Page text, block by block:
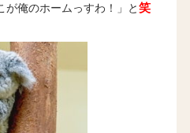
が俺のホームっすわ！」と 笑